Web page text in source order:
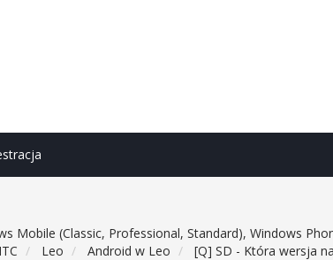
Mobile (Classic, Professional, Standard), Windows
Leo Android w Leo [Q] SD - Która wersja